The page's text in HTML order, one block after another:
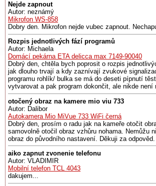
Nejde zapnout
Autor: neznámý
Mikrofon WS-858
Dobry den. Mikrofon nejde vubec zapnout.
Rozpis jednotlivých fází programů
Autor: Michaela
Domácí pekárna ETA delicca max 7149-90040
Dobrý den, chtěla bych poprosit o rozpis
jak dlouho trvají a kdy zaznívají zvukové
programu rohlík/ bulka se má do deseti pípnutí
vytvarovat a pak program dokončit, ale nikde není
otočený obraz na kamere mio viu 733
Autor: Dalibor
Autokamera Mio MiVue 733 WiFi černá
Dobrý den, prosím o radu jak na kameře otočit
samovolně otočil obraz vzhůru nohama. Nemůžu
obraz do původního nastavení. Děkuji za odpověd.
aiko zapnut zvonenie telefonu
Autor: VLADIMIR
Mobilní telefon TCL 4043
dakujem...